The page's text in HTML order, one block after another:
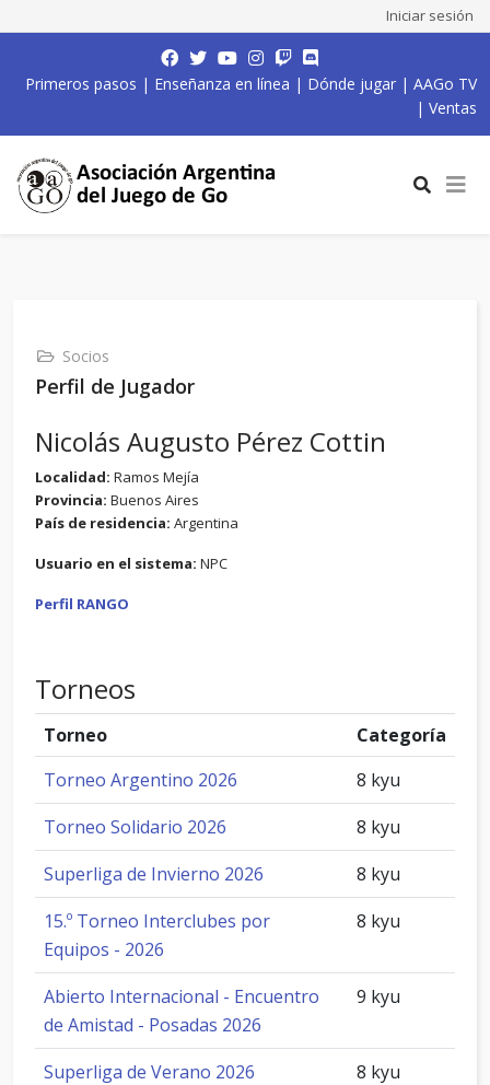
Iniciar sesión
Primeros pasos | Enseñanza en línea | Dónde jugar | AAGo TV
| Ventas
Socios
Perfil de Jugador
Nicolás Augusto Pérez Cottin
Localidad: Ramos Mejía
Provincia: Buenos Aires
País de residencia: Argentina
Usuario en el sistema: NPC
Perfil RANGO
Torneos
Torneo
Categoría
Torneo Argentino 2026
8 kyu
Torneo Solidario 2026
8 kyu
Superliga de Invierno 2026
8 kyu
15.º Torneo Interclubes por
Equipos - 2026
8 kyu
Abierto Internacional - Encuentro
de Amistad - Posadas 2026
9 kyu
Superliga de Verano 2026
8 kyu